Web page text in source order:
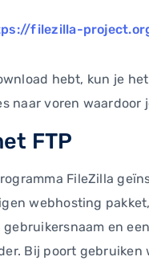
filezilla-
hebt, kun je
naar voren waardoor
FTP
FileZilla
webhosting
en
Bij poort gebruiken